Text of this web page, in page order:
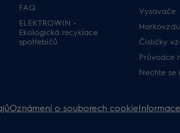
FAQ
ELEKTROWIN -
Ekologická recyklace
spotřebičů
Vysavače
Čističky
Průvodce
Nechte se
Oznámení o souborech cookie